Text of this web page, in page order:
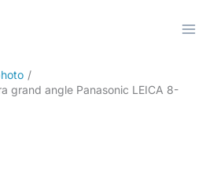
grand angle Panasonic LEICA 8-